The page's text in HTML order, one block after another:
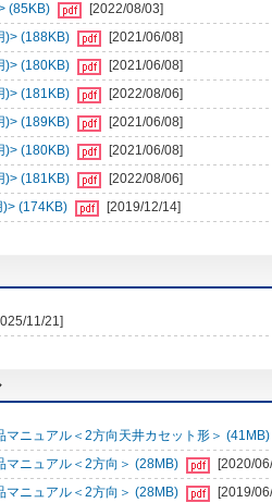
(85KB)
[2022/08/03]
)> (188KB)
[2021/06/08]
)> (180KB)
[2021/06/08]
)> (181KB)
[2022/08/06]
)> (189KB)
[2021/06/08]
)> (180KB)
[2021/06/08]
)> (181KB)
[2022/08/06]
)> (174KB)
[2019/12/14]
11/21]
マニュアル＜2方向天井カセット形＞ (41MB)
ニュアル＜2方向＞ (28MB)
[2020/
ニュアル＜2方向＞ (28MB)
[2019/